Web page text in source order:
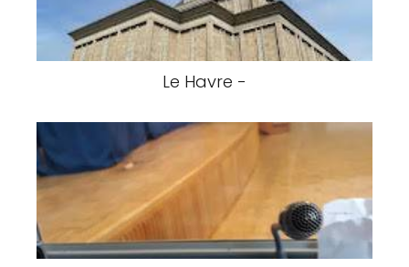
Le Havre -